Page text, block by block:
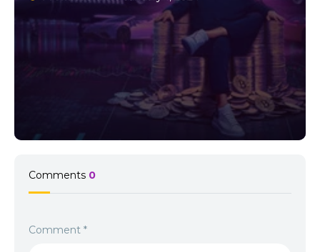
Comments 0
Comment *